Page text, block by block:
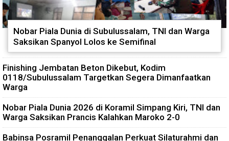
Nobar Piala Dunia di Subulussalam, TNI dan Warga
Saksikan Spanyol Lolos ke Semifinal
Finishing Jembatan Beton Dikebut, Kodim
0118/Subulussalam Targetkan Segera Dimanfaatkan
Warga
Nobar Piala Dunia 2026 di Koramil Simpang Kiri, TNI dan
Warga Saksikan Prancis Kalahkan Maroko 2-0
Babinsa Posramil Penanggalan Perkuat Silaturahmi dan